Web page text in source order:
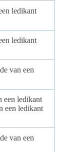
ledikant
ledikant
van een
een ledikant
een ledikant
van een